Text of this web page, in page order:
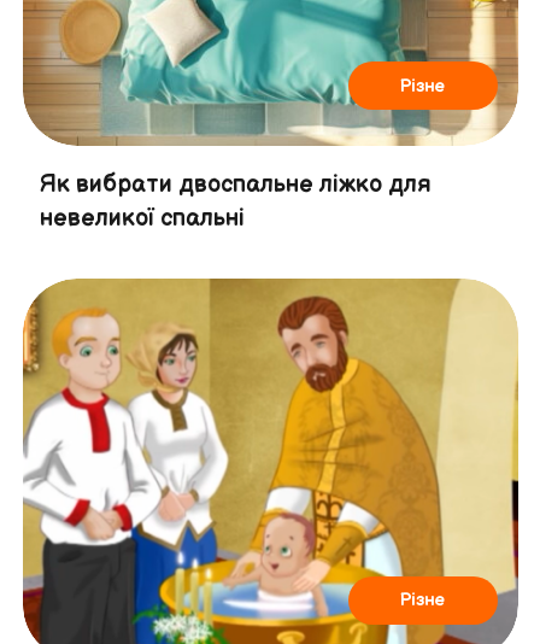
Різне
Як вибрати двоспальне ліжко для
невеликої спальні
Різне